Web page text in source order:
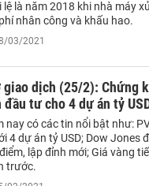
là năm 2018 khi nhà máy
nhân công và khấu hao.
03/2021
dịch (25/2): Chứng
đầu tư cho 4 dự án tỷ
nay có các tin nổi bật như:
4 dự án tỷ USD; Dow Jones
lập đỉnh mới; Giá vàng
trước.